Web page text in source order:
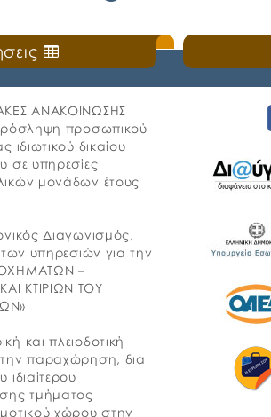
ΑΝΑΚΟΙΝΩΣΗΣ
προσωπικού
ιδιωτικού δικαίου
σε υπηρεσίες
μονάδων έτους
Διαγωνισμός,
υπηρεσιών για την
–
ΚΤΙΡΙΩΝ ΤΟΥ
και πλειοδοτική
παραχώρηση, δια
τμήματος
χώρου στην